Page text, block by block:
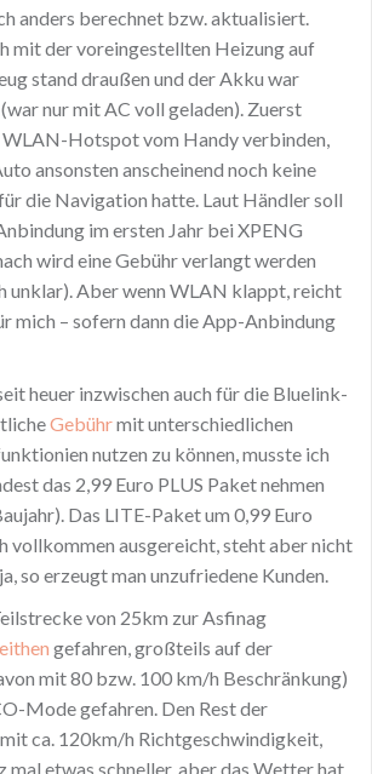
anders berechnet bzw. aktualisiert.
mit der voreingestellten Heizung auf
stand draußen und der Akku war
nur mit AC voll geladen). Zuerst
WLAN-Hotspot vom Handy verbinden,
ansonsten anscheinend noch keine
die Navigation hatte. Laut Händler soll
im ersten Jahr bei XPENG
wird eine Gebühr verlangt werden
unklar). Aber wenn WLAN klappt, reicht
mich – sofern dann die App-Anbindung
heuer inzwischen auch für die Bluelink-
Gebührmit unterschiedlichen
nutzen zu können, musste ich
das 2,99 Euro PLUS Paket nehmen
Das LITE-Paket um 0,99 Euro
vollkommen ausgereicht, steht aber nicht
so erzeugt man unzufriedene Kunden.
von 25km zur Asfinag
gefahren, großteils auf der
mit 80 bzw. 100 km/h Beschränkung)
Mode gefahren. Den Rest der
ca. 120km/h Richtgeschwindigkeit,
mal etwas schneller, aber das Wetter hat